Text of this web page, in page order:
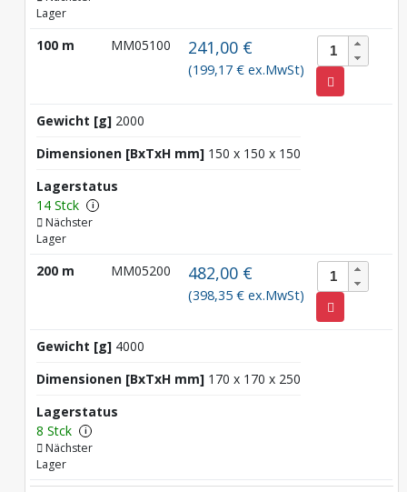
Lager
100 m MM05100 241,00 €
(199,17 € ex.MwSt)
Gewicht [g] 2000
Dimensionen [BxTxH mm] 150 x 150 x 150
Lagerstatus
14 Stck
i
Nächster
Lager
200 m MM05200 482,00 €
(398,35 € ex.MwSt)
Gewicht [g] 4000
Dimensionen [BxTxH mm] 170 x 170 x 250
Lagerstatus
8 Stck
i
Nächster
Lager